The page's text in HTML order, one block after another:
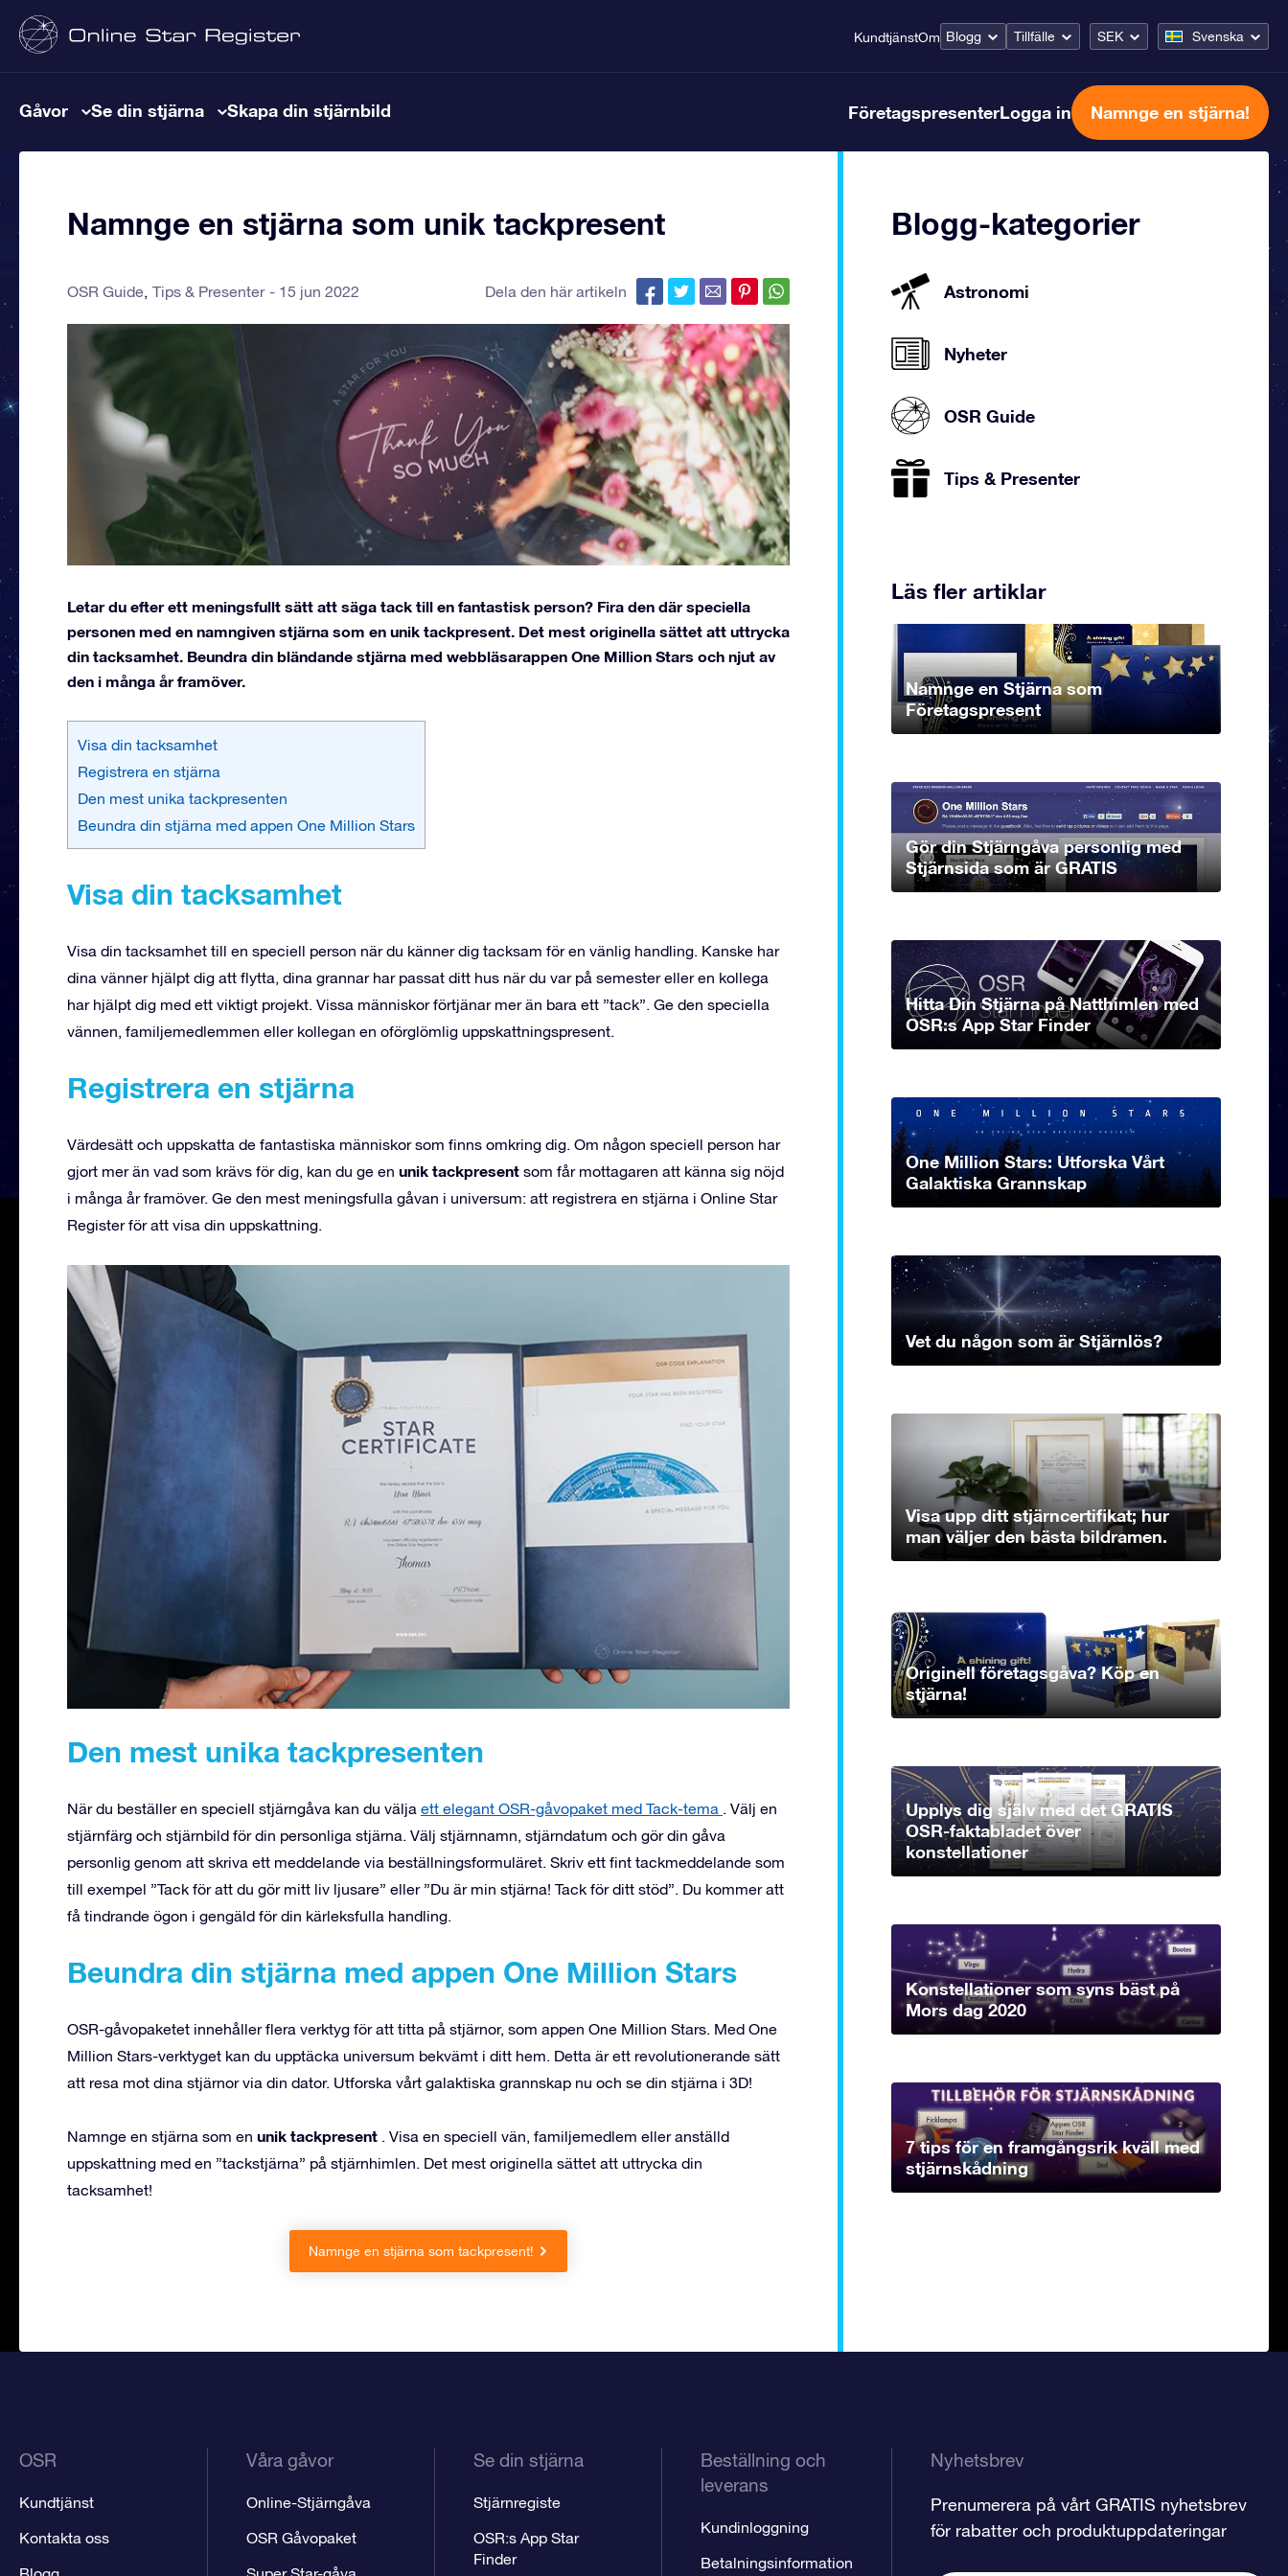
KundtjänstOm Blogg Tillfälle SEK Svenska
Gåvor Se din stjärna Skapa din stjärnbild FöretagspresenterLogga in Namnge en stjärna!
Namnge en stjärna som unik tackpresent
OSR Guide Tips & Presenter 15 jun 2022 Dela den här artikeln
Letar du efter ett meningsfullt sätt att säga tack till en fantastisk person? Fira den där speciella
personen med en namngiven stjärna som en unik tackpresent. Det mest originella sättet att uttrycka
din tacksamhet. Beundra din bländande stjärna med webbläsarappen One Million Stars och njut av
den i många år framöver.
Visa din tacksamhet
Registrera en stjärna
Den mest unika tackpresenten
Beundra din stjärna med appen One Million Stars
Visa din tacksamhet
Visa din tacksamhet till en speciell person när du känner dig tacksam för en vänlig handling. Kanske har
dina vänner hjälpt dig att flytta, dina grannar har passat ditt hus när du var på semester eller en kollega
har hjälpt dig med ett viktigt projekt. Vissa människor förtjänar mer än bara ett ”tack”. Ge den speciella
vännen, familjemedlemmen eller kollegan en oförglömlig uppskattningspresent.
Registrera en stjärna
Värdesätt och uppskatta de fantastiska människor som finns omkring dig. Om någon speciell person har
gjort mer än vad som krävs för dig, kan du ge en unik tackpresent som får mottagaren att känna sig nöjd
i många år framöver. Ge den mest meningsfulla gåvan i universum: att registrera en stjärna i Online Star
Register för att visa din uppskattning.
Den mest unika tackpresenten
När du beställer en speciell stjärngåva kan du välja ett elegant OSR-gåvopaket med Tack-tema . Välj en
stjärnfärg och stjärnbild för din personliga stjärna. Välj stjärnnamn, stjärndatum och gör din gåva
personlig genom att skriva ett meddelande via beställningsformuläret. Skriv ett fint tackmeddelande som
till exempel ”Tack för att du gör mitt liv ljusare” eller ”Du är min stjärna! Tack för ditt stöd”. Du kommer att
få tindrande ögon i gengäld för din kärleksfulla handling.
Beundra din stjärna med appen One Million Stars
OSR-gåvopaketet innehåller flera verktyg för att titta på stjärnor, som appen One Million Stars. Med One
Million Stars-verktyget kan du upptäcka universum bekvämt i ditt hem. Detta är ett revolutionerande sätt
att resa mot dina stjärnor via din dator. Utforska vårt galaktiska grannskap nu och se din stjärna i 3D!
Namnge en stjärna som en unik tackpresent . Visa en speciell vän, familjemedlem eller anställd
uppskattning med en ”tackstjärna” på stjärnhimlen. Det mest originella sättet att uttrycka din
tacksamhet!
Namnge en stjärna som tackpresent!
Blogg-kategorier
Astronomi
Nyheter
OSR Guide
Tips & Presenter
Läs fler artiklar
Namnge en Stjärna som
Företagspresent
Gör din Stjärngåva personlig med
Stjärnsida som är GRATIS
Hitta Din Stjärna på Natthimlen med
OSR:s App Star Finder
One Million Stars: Utforska Vårt
Galaktiska Grannskap
Vet du någon som är Stjärnlös?
Visa upp ditt stjärncertifikat; hur
man väljer den bästa bildramen.
Originell företagsgåva? Köp en
stjärna!
Upplys dig själv med det GRATIS
OSR-faktabladet över
konstellationer
Konstellationer som syns bäst på
Mors dag 2020
7 tips för en framgångsrik kväll med
stjärnskådning
OSR
Kundtjänst
Kontakta oss
Våra gåvor
Online-Stjärngåva
OSR Gåvopaket
Se din stjärna
Stjärnregiste
OSR:s App Star
Finder
Beställning och
leverans
Kundinloggning
Betalningsinformation
Nyhetsbrev
Prenumerera på vårt GRATIS nyhetsbrev
för rabatter och produktuppdateringar